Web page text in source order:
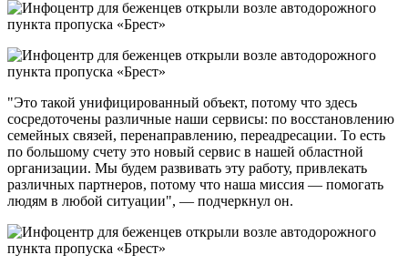
"Это такой унифицированный объект, потому что здесь
сосредоточены различные наши сервисы: по восстановлению
семейных связей, перенаправлению, переадресации. То есть
по большому счету это новый сервис в нашей областной
организации. Мы будем развивать эту работу, привлекать
различных партнеров, потому что наша миссия — помогать
людям в любой ситуации", — подчеркнул он.